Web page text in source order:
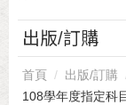
出版/訂購
首頁 出版/訂購
108學年度指定科